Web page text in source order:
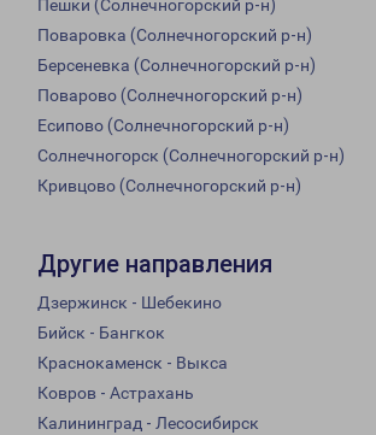
Пешки (Солнечногорский р-н)
Поваровка (Солнечногорский р-н)
Берсеневка (Солнечногорский р-н)
Поварово (Солнечногорский р-н)
Есипово (Солнечногорский р-н)
Солнечногорск (Солнечногорский р-н)
Кривцово (Солнечногорский р-н)
Другие направления
Дзержинск - Шебекино
Бийск - Бангкок
Краснокаменск - Выкса
Ковров - Астрахань
Калининград - Лесосибирск